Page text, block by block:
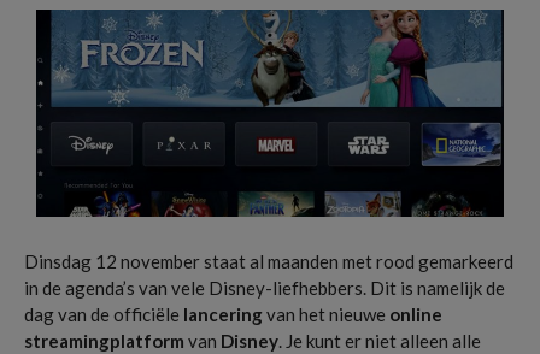
Dinsdag 12 november staat al maanden met rood gemarkeerd
in de agenda’s van vele Disney-liefhebbers. Dit is namelijk de
dag van de officiële lancering van het nieuwe online
streamingplatform van Disney. Je kunt er niet alleen alle